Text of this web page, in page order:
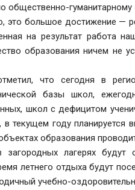
общественно-
это большое достижение —
на результат работа
образования ничем не
что сегодня в
базы школ,
школ с дефицитом
текущем году планируется
образования
лагерях
летнего отдыха будут
учебно-